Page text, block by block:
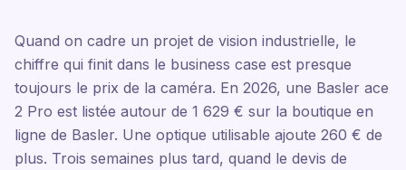
Quand on cadre un projet de vision industrielle, le
chiffre qui finit dans le business case est presque
toujours le prix de la caméra. En 2026, une Basler ace
2 Pro est listée autour de 1 629 € sur la boutique en
ligne de Basler. Une optique utilisable ajoute 260 € de
plus. Trois semaines plus tard, quand le devis de